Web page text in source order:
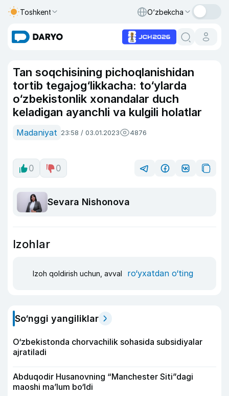
Toshkent O‘zbekcha
Tan soqchisining pichoqlanishidan
tortib tegajog‘likkacha: to‘ylarda
o‘zbekistonlik xonandalar duch
keladigan ayanchli va kulgili holatlar
Madaniyat 23:58 / 03.01.2023 4876
0 0
Sevara Nishonova
Izohlar
Izoh qoldirish uchun, avval ro‘yxatdan o‘ting
So‘nggi yangiliklar
O‘zbekistonda chorvachilik sohasida subsidiyalar
ajratiladi
Abduqodir Husanovning “Manchester Siti”dagi
maoshi ma’lum bo‘ldi